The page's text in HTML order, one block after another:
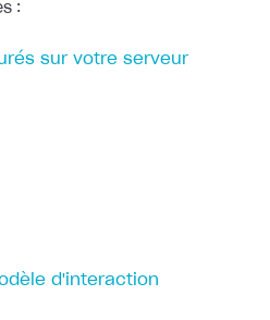
:
sur votre serveur
d'interaction